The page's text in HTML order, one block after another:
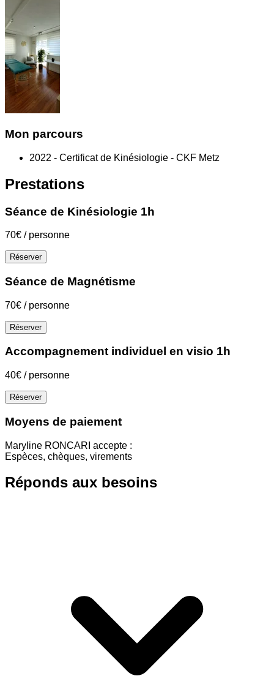
Mon parcours
2022 - Certificat de Kinésiologie - CKF Metz
Prestations
Séance de Kinésiologie 1h
70€ / personne
Réserver
Séance de Magnétisme
70€ / personne
Réserver
Accompagnement individuel en visio 1h
40€ / personne
Réserver
Moyens de paiement
Maryline RONCARI accepte :
Espèces, chèques, virements
Réponds aux besoins